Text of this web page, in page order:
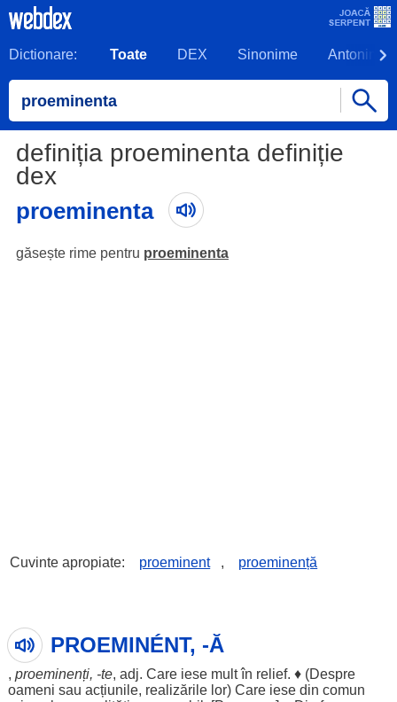
Dictionare: Toate DEX Sinonime Antonime
definiția proeminenta definiție
dex
proeminenta
găsește rime pentru proeminenta
Cuvinte apropiate: proeminent , proeminență
PROEMINÉNT, -Ă
, proeminenți, -te, adj. Care iese multîn relief. ♦ (Despre
oameni sau acțiunile, realizările lor) Care iesedin comun